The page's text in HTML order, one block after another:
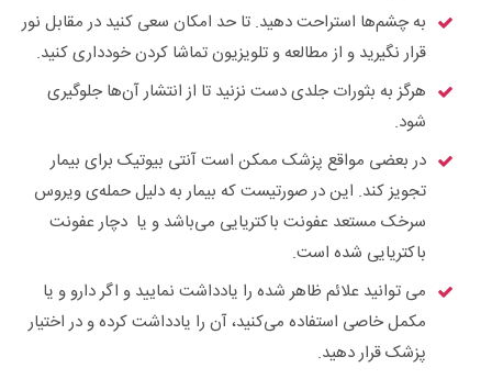
به چشم‌ها استراحت دهید. تا حد امکان سعی کنید در مقابل نور
قرار نگیرید و از مطالعه و تلویزیون تماشا کردن خودداری کنید.
هرگز به بثورات جلدی دست نزنید تا از انتشار آن‌ها جلوگیری
شود.
در بعضی مواقع پزشک ممکن است آنتی بیوتیک برای بیمار
تجویز کند. این در صورتیست که بیمار به دلیل حمله‌ی ویروس
سرخک مستعد عفونت باکتریایی می‌باشد و یا دچار عفونت
باکتریایی شده است.
می توانید علائم ظاهر شده را یادداشت نمایید و اگر دارو و یا
مکمل خاصی استفاده می‌کنید، آن را یادداشت کرده و در اختیار
پزشک قرار دهید.